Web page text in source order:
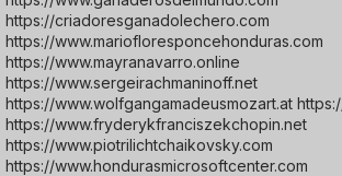
https://criadoresganadolechero.com
https://www.mariofloresponcehonduras.com
https://www.mayranavarro.online
https://www.sergeirachmaninoff.net
https://www.wolfgangamadeusmozart.at
https://www.fryderykfranciszekchopin.net
https://www.piotrilichtchaikovsky.com
https://www.hondurasmicrosoftcenter.com